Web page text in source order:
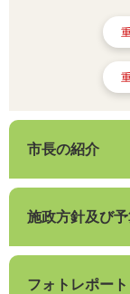
市長の紹介
施政方針及び
フォトレポート